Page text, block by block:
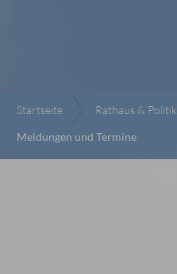
Startseite Rathaus & Politik
Meldungen und Termine